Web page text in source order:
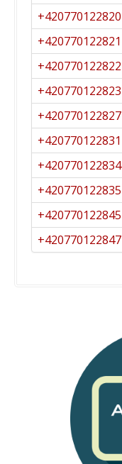
+420770122820
+420770122821
+420770122822
+420770122823
+420770122827
+420770122831
+420770122834
+420770122835
+420770122845
+420770122847